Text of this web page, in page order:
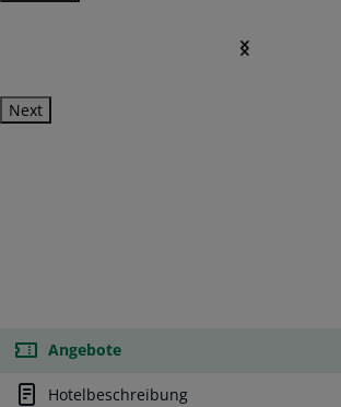
Next
Angebote
Hotelbeschreibung